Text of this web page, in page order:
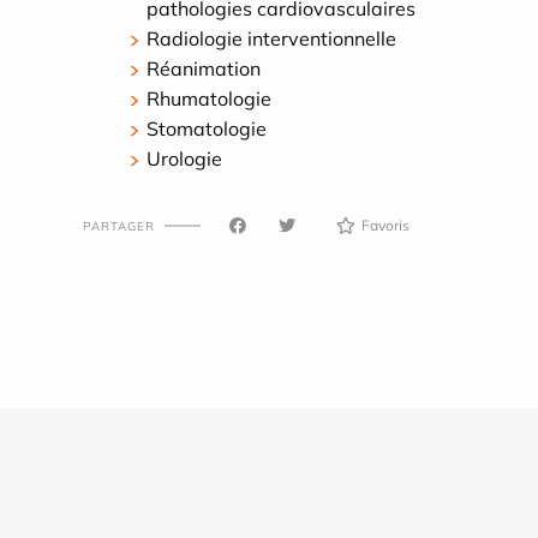
pathologies cardiovasculaires
Radiologie interventionnelle
Réanimation
Rhumatologie
Stomatologie
Urologie
PARTAGER Favoris